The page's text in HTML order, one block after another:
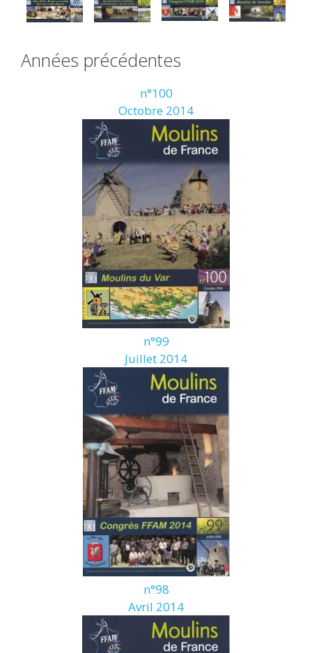
Années précédentes
n°100
Octobre 2014
n°99
Juillet 2014
n°98
Avril 2014